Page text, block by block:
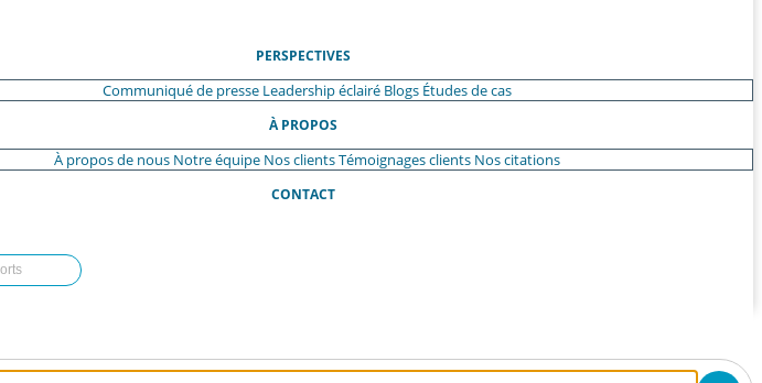
PERSPECTIVES
Communiqué de presse Leadership éclairé Blogs Études de cas
À PROPOS
À propos de nous Notre équipe Nos clientsTémoignages clients Nos citations
CONTACT